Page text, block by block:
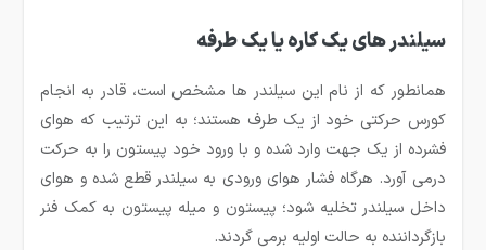
سیلندر های یک کاره یا یک طرفه
همانطور که از نام این سیلندر ها مشخص است، قادر به انجام
کورس حرکتی خود از یک طرف هستند؛ به این ترتیب که هوای
فشرده از یک جهت وارد شده و با ورود خود پیستون را به حرکت
درمی آورد. هرگاه فشار هوای ورودی به سیلندر قطع شده و هوای
داخل سیلندر تخلیه شود؛ پیستون و میله پیستون به کمک فنر
بازگرداننده به حالت اولیه برمی گردند.